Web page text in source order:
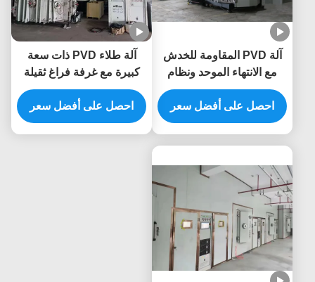
آلة PVD المقاومة للخدش
مع الانتهاء الموحد ونظام
التحكم التلقائي الكامل
للأثاث المعدني
احصل على أفضل سعر
آلة طلاء PVD ذات سعة
كبيرة مع غرفة فراغ ثقيلة
ونظام التحكم التلقائي
الكامل
احصل على أفضل سعر